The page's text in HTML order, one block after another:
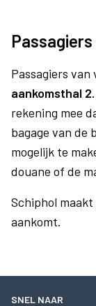
Passagiers van
aankomsthal 2.
rekening mee
bagage van de
mogelijk te
douane of de
Schiphol
aankomt.
SNEL NAAR